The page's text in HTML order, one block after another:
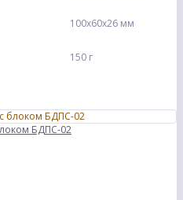
100х60х26 мм
150 г
БДПС-02